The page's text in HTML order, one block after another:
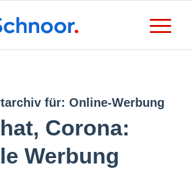
für: Online-Werbung
Corona:
Werbung